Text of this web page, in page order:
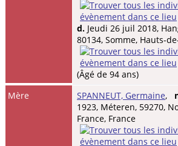
d. Jeudi 26 juil 2018,
80134, Somme, Hauts-
(Âgé de 94 ans)
Mère
SPANNEUT, Germaine,
1923, Méteren, 59270,
France, France